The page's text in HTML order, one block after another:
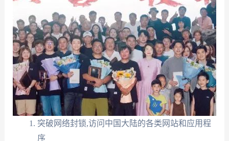
突破网络封锁,访问中国大陆的各类网站和应用程
序